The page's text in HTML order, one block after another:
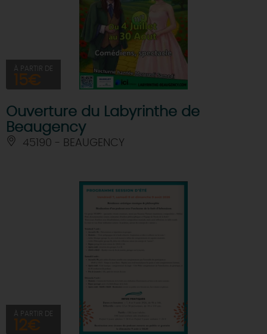
À PARTIR DE
15€
Ouverture du Labyrinthe de
Beaugency
45190 - BEAUGENCY
À PARTIR DE
12€